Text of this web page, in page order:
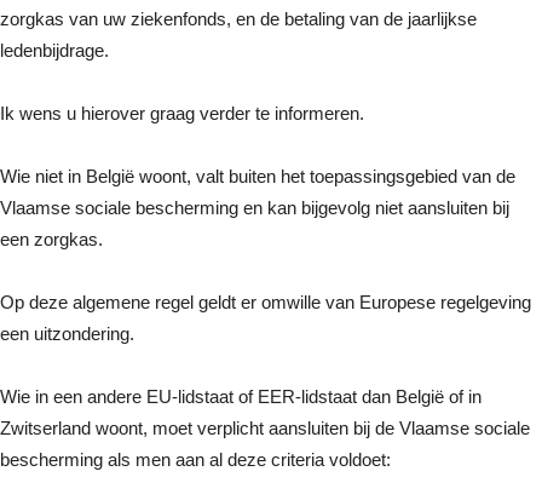
zorgkas van uw ziekenfonds, en de betaling van de jaarlijkse
ledenbijdrage.
Ik wens u hierover graag verder te informeren.
Wie niet in België woont, valt buiten het toepassingsgebied van de
Vlaamse sociale bescherming en kan bijgevolg niet aansluiten bij
een zorgkas.
Op deze algemene regel geldt er omwille van Europese regelgeving
een uitzondering.
Wie in een andere EU-lidstaat of EER-lidstaat dan België of in
Zwitserland woont, moet verplicht aansluiten bij de Vlaamse sociale
bescherming als men aan al deze criteria voldoet: